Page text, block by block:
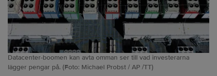
Datacenter-boomen kan avta omman ser till vad investerarna
lägger pengar på. (Foto: Michael Probst / AP /TT)